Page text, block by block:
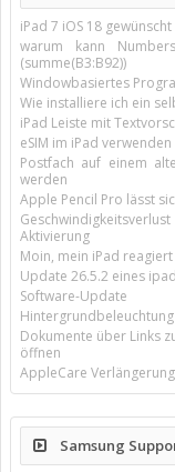
iPad 7 iOS 18 gewünscht
warum kann
(summe(B3:B92))
Windowbasiertes
Wie installiere ich ein
iPad Leiste mit
eSIM im iPad verwenden
Postfach auf einem
werden
Apple Pencil Pro lässt
Aktivierung
Moin, mein iPad
Update 26.5.2 eines
Software-Update
Hintergrundbeleuchtung
Dokumente über Links
öffnen
AppleCare Verlängerung
Samsung